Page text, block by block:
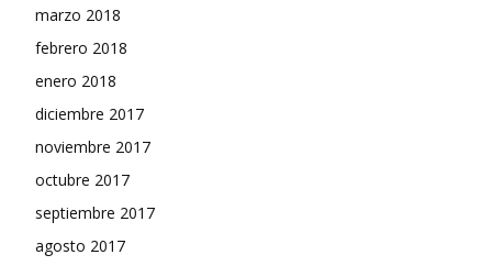
marzo 2018
febrero 2018
enero 2018
diciembre 2017
noviembre 2017
octubre 2017
septiembre 2017
agosto 2017